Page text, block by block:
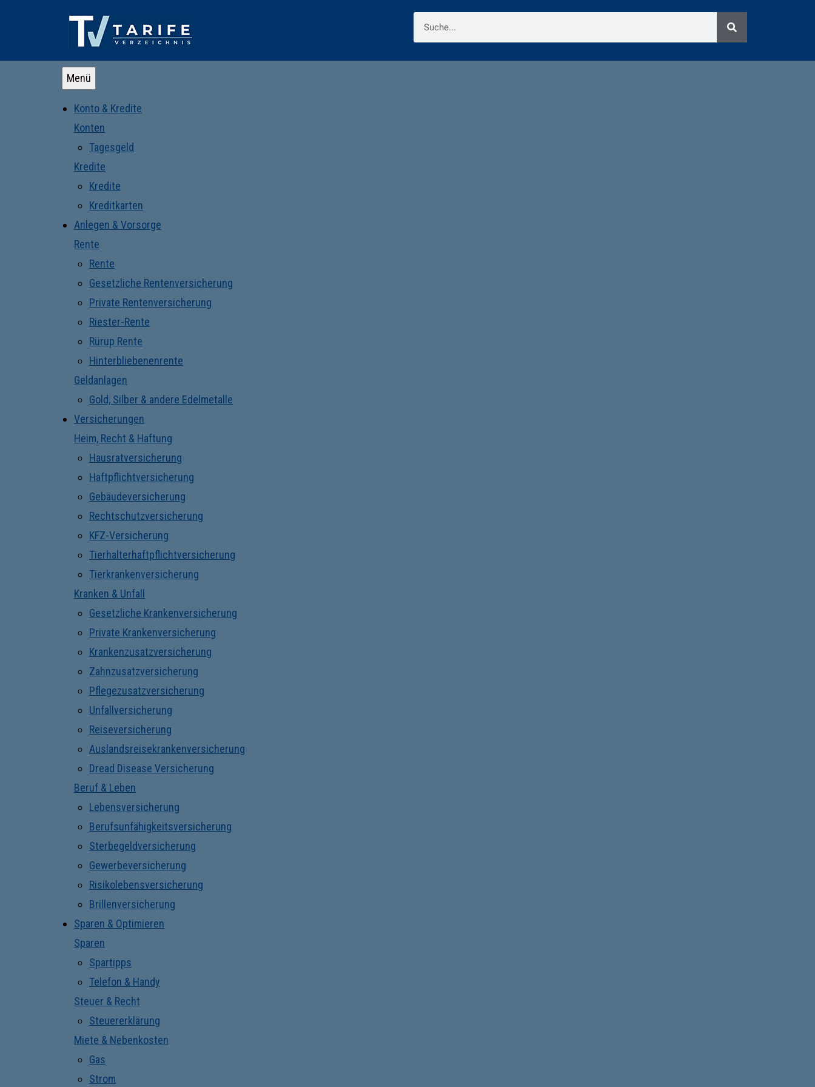
Menü
Konto & Kredite
Konten
Tagesgeld
Kredite
Kredite
Kreditkarten
Anlegen & Vorsorge
Rente
Rente
Gesetzliche Rentenversicherung
Private Rentenversicherung
Riester-Rente
Rürup Rente
Hinterbliebenenrente
Geldanlagen
Gold, Silber & andere Edelmetalle
Versicherungen
Heim, Recht & Haftung
Hausratversicherung
Haftpflichtversicherung
Gebäudeversicherung
Rechtschutzversicherung
KFZ-Versicherung
Tierhalterhaftpflichtversicherung
Tierkrankenversicherung
Kranken & Unfall
Gesetzliche Krankenversicherung
Private Krankenversicherung
Krankenzusatzversicherung
Zahnzusatzversicherung
Pflegezusatzversicherung
Unfallversicherung
Reiseversicherung
Auslandsreisekrankenversicherung
Dread Disease Versicherung
Beruf & Leben
Lebensversicherung
Berufsunfähigkeitsversicherung
Sterbegeldversicherung
Gewerbeversicherung
Risikolebensversicherung
Brillenversicherung
Sparen & Optimieren
Sparen
Spartipps
Telefon & Handy
Steuer & Recht
Steuererklärung
Miete & Nebenkosten
Gas
Strom